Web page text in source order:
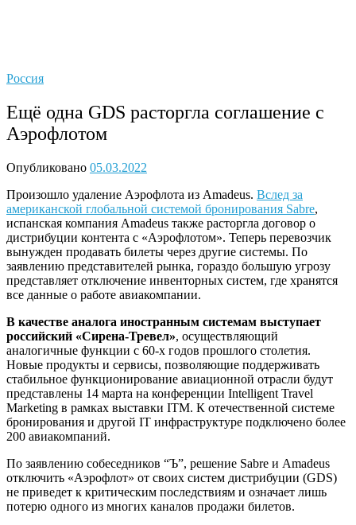
Россия
Ещё одна GDS расторгла соглашение с
Аэрофлотом
Опубликовано 05.03.2022
Произошло удаление Аэрофлота из Amadeus. Вслед за
американской глобальной системой бронирования Sabre,
испанская компания Amadeus также расторгла договор о
дистрибуции контента с «Аэрофлотом». Теперь перевозчик
вынужден продавать билеты через другие системы. По
заявлению представителей рынка, гораздо большую угрозу
представляет отключение инвенторных систем, где хранятся
все данные о работе авиакомпании.
В качестве аналога иностранным системам выступает
российский «Сирена-Тревел», осуществляющий
аналогичные функции с 60-х годов прошлого столетия.
Новые продукты и сервисы, позволяющие поддерживать
стабильное функционирование авиационной отрасли будут
представлены 14 марта на конференции Intelligent Travel
Marketing в рамках выставки ITM. К отечественной системе
бронирования и другой IT инфраструктуре подключено более
200 авиакомпаний.
По заявлению собеседников “Ъ”, решение Sabre и Amadeus
отключить «Аэрофлот» от своих систем дистрибуции (GDS)
не приведет к критическим последствиям и означает лишь
потерю одного из многих каналов продажи билетов.